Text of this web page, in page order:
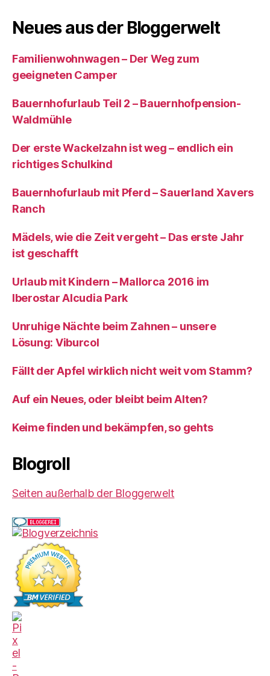
Neues aus der Bloggerwelt
Familienwohnwagen – Der Weg zum
geeigneten Camper
Bauernhofurlaub Teil 2 – Bauernhofpension-
Waldmühle
Der erste Wackelzahn ist weg – endlich ein
richtiges Schulkind
Bauernhofurlaub mit Pferd – Sauerland Xavers
Ranch
Mädels, wie die Zeit vergeht – Das erste Jahr
ist geschafft
Urlaub mit Kindern – Mallorca 2016 im
Iberostar Alcudia Park
Unruhige Nächte beim Zahnen – unsere
Lösung: Viburcol
Fällt der Apfel wirklich nicht weit vom Stamm?
Auf ein Neues, oder bleibt beim Alten?
Keime finden und bekämpfen, so gehts
Blogroll
Seiten außerhalb der Bloggerwelt